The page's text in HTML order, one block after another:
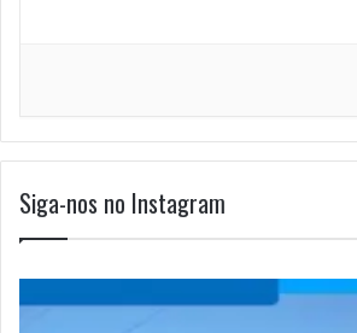
Siga-nos no Instagram